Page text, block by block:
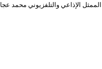
الإذاعي والتلفزيوني محمد